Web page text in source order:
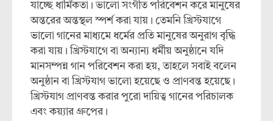
যাচ্ছে ধার্মিকতা। ভালো সংগীত পরিবেশন করে মানুষের
অন্তরের অন্তস্থল স্পর্শ করা যায়। তেমনি খ্রিস্টযাগে
ভালো গানের মাধ্যমে ধর্মের প্রতি মানুষের অনুরাগ বৃদ্ধি
করা যায়। খ্রিস্টযাগে বা অন্যান্য ধর্মীয় অনুষ্ঠানে যদি
মানসম্পন্ন গান পরিবেশন করা হয়, তাহলে সবাই বলেন
অনুষ্ঠান বা খ্রিস্টযাগ ভালো হয়েছে ও প্রাণবন্ত হয়েছে।
খ্রিস্টযাগ প্রাণবন্ত করার পুরো দায়িত্ব গানের পরিচালক
এবং কয়্যার গ্রুপের।